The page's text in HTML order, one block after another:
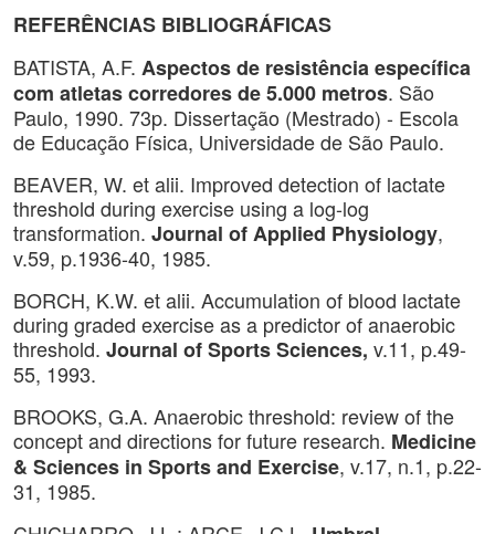
REFERÊNCIAS BIBLIOGRÁFICAS
BATISTA, A.F. Aspectos de resistência específica
com atletas corredores de 5.000 metros. São
Paulo, 1990. 73p. Dissertação (Mestrado) - Escola
de Educação Física, Universidade de São Paulo.
BEAVER, W. et alii. Improved detection of lactate
threshold during exercise using a log-log
transformation. Journal of Applied Physiology,
v.59, p.1936-40, 1985.
BORCH, K.W. et alii. Accumulation of blood lactate
during graded exercise as a predictor of anaerobic
threshold. Journal of Sports Sciences, v.11, p.49-
55, 1993.
BROOKS, G.A. Anaerobic threshold: review of the
concept and directions for future research. Medicine
& Sciences in Sports and Exercise, v.17, n.1, p.22-
31, 1985.